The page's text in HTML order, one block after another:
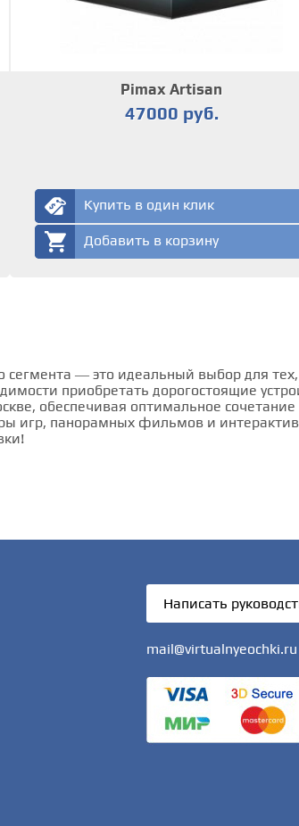
Pimax Artisan
47000 руб.
Купить в один клик
Добавить в корзину
сегмента — это идеальный выбор для
приобретать дорогостоящие
обеспечивая оптимальное
игр, панорамных фильмов и
Написать
mail@virtualnyeochki.ru